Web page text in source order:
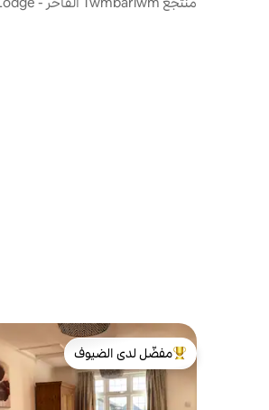
من أبرز البيوت المفضّلة لدى الضيوف
مفضّل لدى الضيوف